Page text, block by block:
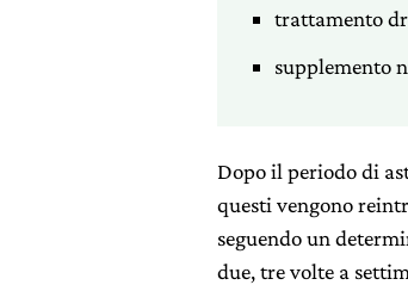
trattamento
supplemento
Dopo il periodo di
questi vengono
seguendo un
due, tre volte a